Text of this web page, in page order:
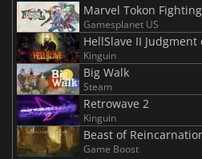
Marvel Tokon
Gamesplanet US
HellSlave II
Kinguin
Big Walk
Steam
Retrowave 2
Kinguin
Beast of
Game Boost